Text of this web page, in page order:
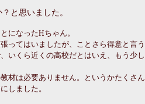
と思いました。
になったHちゃん。
ってはいましたが、ことさら得意と言う
いくら近くの高校だとはいえ、もう少し
材は必要ありません。というかたくさん
しました。